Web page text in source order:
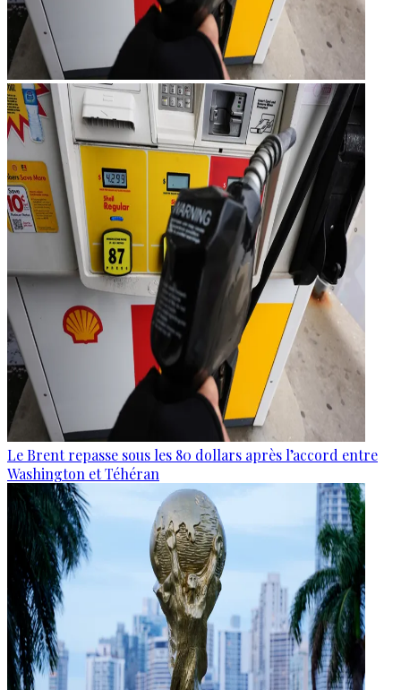
Le Brent repasse sous les 80 dollars après l’accord entre
Washington et Téhéran